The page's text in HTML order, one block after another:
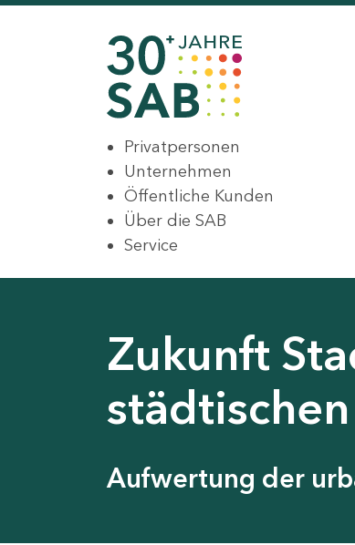
Privatpersonen
Unternehmen
Öffentliche Kunden
Über die SAB
Service
Zukunft
Aufwertung der